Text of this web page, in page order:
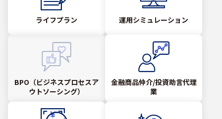
ライフプラン 運用シミュレーション
BPO（ビジネスプロセスア
ウトソーシング）
金融商品仲介/投資助言代理
業